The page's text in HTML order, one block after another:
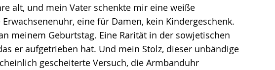
alt, und mein Vater schenkte mir eine weiße
eine für Damen, kein Kindergeschenk.
meinem Geburtstag. Eine Rarität in der sowjetischen
er aufgetrieben hat. Und mein Stolz, dieser unbändige
gescheiterte Versuch, die Armbanduhr